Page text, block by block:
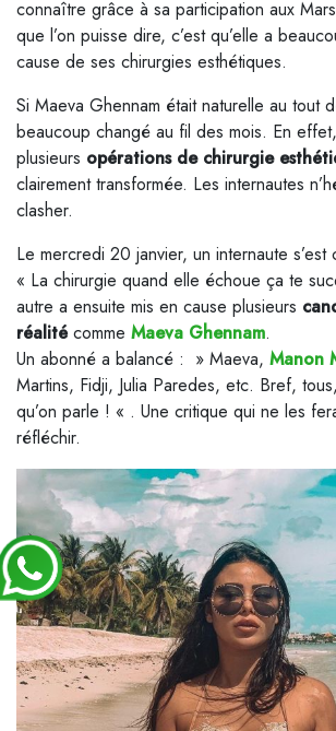
connaître grâce à sa participation aux
que l’on puisse dire, c’est qu’elle a
cause de ses chirurgies esthétiques.
Si Maeva Ghennam était naturelle au tout
beaucoup changé au fil des mois. En
plusieurs opérations de chirurgie
clairement transformée. Les internautes
clasher.
Le mercredi 20 janvier, un internaute
« La chirurgie quand elle échoue ça te
autre a ensuite mis en cause plusieurs
réalitécomme Maeva Ghennam.
Un abonné a balancé : » Maeva, Manon
Martins, Fidji, Julia Paredes, etc. Bref,
qu’on parle ! « . Une critique qui ne les
réfléchir.